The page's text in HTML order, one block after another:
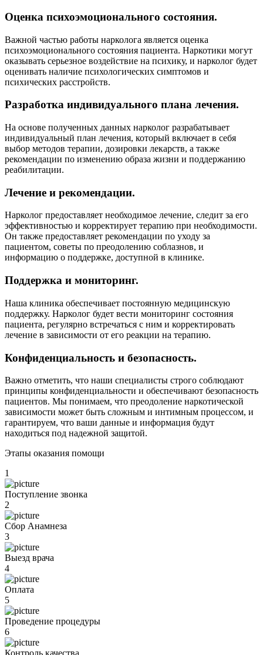
Оценка психоэмоционального состояния.
Важной частью работы нарколога является оценка
психоэмоционального состояния пациента. Наркотики могут
оказывать серьезное воздействие на психику, и нарколог будет
оценивать наличие психологических симптомов и
психических расстройств.
Разработка индивидуального плана лечения.
На основе полученных данных нарколог разрабатывает
индивидуальный план лечения, который включает в себя
выбор методов терапии, дозировки лекарств, а также
рекомендации по изменению образа жизни и поддержанию
реабилитации.
Лечение и рекомендации.
Нарколог предоставляет необходимое лечение, следит за его
эффективностью и корректирует терапию при необходимости.
Он также предоставляет рекомендации по уходу за
пациентом, советы по преодолению соблазнов, и
информацию о поддержке, доступной в клинике.
Поддержка и мониторинг.
Наша клиника обеспечивает постоянную медицинскую
поддержку. Нарколог будет вести мониторинг состояния
пациента, регулярно встречаться с ним и корректировать
лечение в зависимости от его реакции на терапию.
Конфиденциальность и безопасность.
Важно отметить, что наши специалисты строго соблюдают
принципы конфиденциальности и обеспечивают безопасность
пациентов. Мы понимаем, что преодоление наркотической
зависимости может быть сложным и интимным процессом, и
гарантируем, что ваши данные и информация будут
находиться под надежной защитой.
Этапы оказания помощи
1
Поступление звонка
2
Сбор Анамнеза
3
Выезд врача
4
Оплата
5
Проведение процедуры
6